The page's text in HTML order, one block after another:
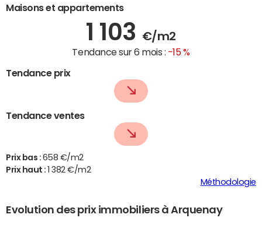
Maisons et appartements
1 103 €/m2
Tendance sur 6 mois : -15 %
Tendance prix
Tendance ventes
Prix bas : 658 €/m2
Prix haut :
1 382 €/m2
Méthodologie
Evolution des prix immobiliers à Arquenay